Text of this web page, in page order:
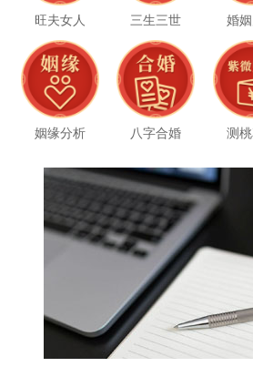
旺夫女人 三生三世 婚
姻缘分析 八字合婚 测